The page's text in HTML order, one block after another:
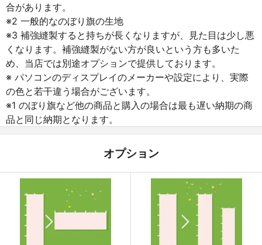
合があります。
※2 一般的なのぼり旗の生地
※3 補強縫製すると持ちが長くなりますが、見た目は少し悪
くなります。補強縫製がない方が良いという方も多いた
め、当店では別途オプションで提供しております。
※ パソコンのディスプレイのメーカーや設定により、実際
の色と若干違う場合がございます。
※1 のぼり旗など他の商品と購入の場合は最も遅い納期の商
品と同じ納期となります。
オプション